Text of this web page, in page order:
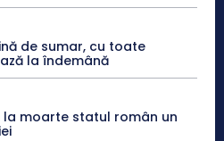
de sumar, cu toate
la îndemână
moarte statul român un